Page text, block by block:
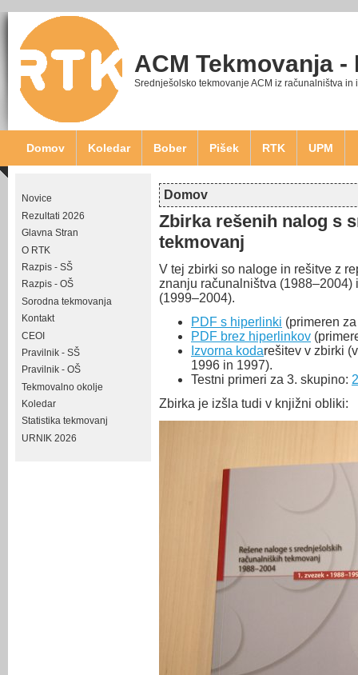
ACM Tekmovanja -
Srednješolsko tekmovanje ACM iz računalništva in
Domov Koledar Bober Pišek RTK UPM
Novice
Rezultati 2026
Glavna Stran
O RTK
Razpis - SŠ
Razpis - OŠ
Sorodna tekmovanja
Kontakt
CEOI
Pravilnik - SŠ
Pravilnik - OŠ
Tekmovalno okolje
Koledar
Statistika tekmovanj
URNIK 2026
Nahajate se tukaj
Domov
Zbirka rešenih nalog s
tekmovanj
V tej zbirki so naloge in rešitve z
znanju računalništva
(1999–2004).
PDF s hiperlinki (primeren
PDF brez hiperlinkov
Izvorna kodarešitev v zbirki
1996 in 1997).
Testni primeri za 3. skupino:
Zbirka je izšla tudi v knjižni obliki: